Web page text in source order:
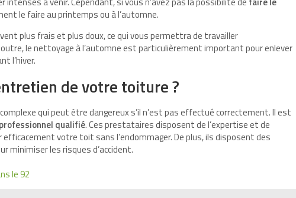
le faire au printemps ou à l’automne.
plus frais et plus doux, ce qui vous permettra de travailler
le nettoyage à l’automne est particulièrement important pour enlever
l’hiver.
de votre toiture ?
qui peut être dangereux s’il n’est pas effectué correctement. Il est
qualifié. Ces prestataires disposent de l’expertise et de
votre toit sans l’endommager. De plus, ils disposent des
minimiser les risques d’accident.
le 92